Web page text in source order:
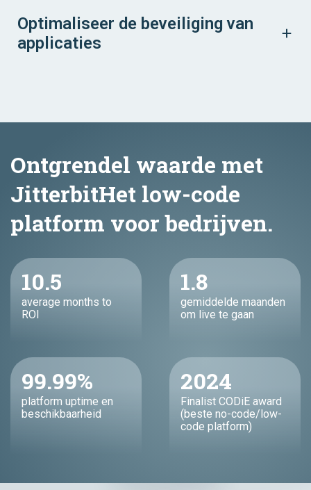
Optimaliseer de beveiliging van
applicaties
Ontgrendel waarde met
JitterbitHet low-code
platform voor bedrijven.
10.5
average months to
ROI
1.8
gemiddelde maanden
om live te gaan
99.99%
platform uptime en
beschikbaarheid
2024
Finalist CODiE award
(beste no-code/low-
code platform)